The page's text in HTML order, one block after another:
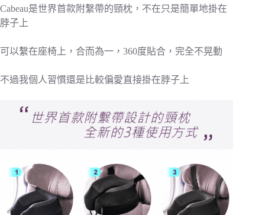
Cabeau是世界首款附繫帶的頸枕，不在只是簡單地掛在
脖子上
可以繫在座椅上，合而為一，360度貼合，完全不晃動
不過我個人習慣還是比較偏愛直接掛在脖子上